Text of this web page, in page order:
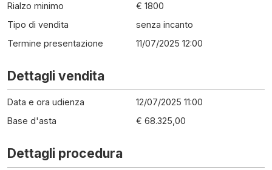
Rialzo minimo
€ 1800
Tipo di vendita
senza incanto
Termine presentazione
11/07/2025 12:00
Dettagli vendita
Data e ora udienza
12/07/2025 11:00
Base d'asta
€ 68.325,00
Dettagli procedura